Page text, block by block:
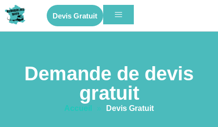
Devis Gratuit
Demande de devis
gratuit
Accueil » Devis Gratuit